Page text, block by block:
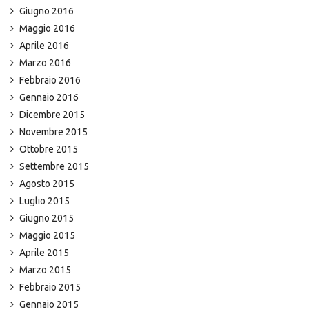
Giugno 2016
Maggio 2016
Aprile 2016
Marzo 2016
Febbraio 2016
Gennaio 2016
Dicembre 2015
Novembre 2015
Ottobre 2015
Settembre 2015
Agosto 2015
Luglio 2015
Giugno 2015
Maggio 2015
Aprile 2015
Marzo 2015
Febbraio 2015
Gennaio 2015